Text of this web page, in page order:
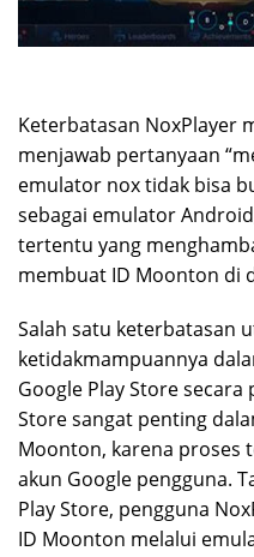
Keterbatasan NoxPlayer
menjawab pertanyaan
emulator nox tidak bisa
sebagai emulator
tertentu yang
membuat ID Moonton di
Salah satu keterbatasan
ketidakmampuannya
Google Play Store secara
Store sangat penting
Moonton, karena proses
akun Google pengguna.
Play Store, pengguna
ID Moonton melalui